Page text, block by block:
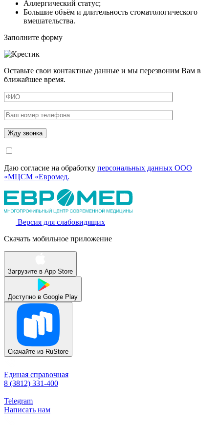
Аллергический статус;
Большие объём и длительность стоматологического
вмешательства.
Заполните форму
Оставьте свои контактные данные и мы перезвоним Вам в
ближайшее время.
Даю согласие на обработку персональных данных ООО
«МЦСМ «Евромед.
Версия для слабовидящих
Скачать мобильное приложение
Загрузите в App Store
Доступно в Google Play
Скачайте из RuStore
Единая справочная
8 (3812) 331-400
Telegram
Написать нам